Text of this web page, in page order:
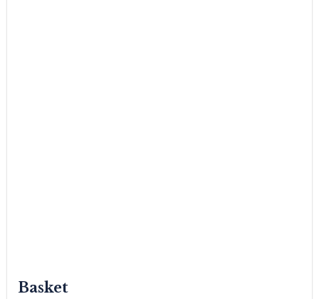
Basket